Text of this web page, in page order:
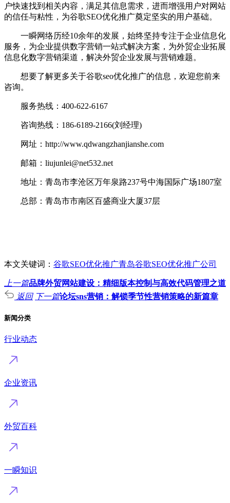
户快速找到相关内容，满足其信息需求，进而增强用户对网站
的信任与粘性，为谷歌SEO优化推广奠定坚实的用户基础。
一瞬网络历经10余年的发展，始终坚持专注于企业信息化
服务，为企业提供数字营销一站式解决方案，为外贸企业拓展
信息化数字营销渠道，解决外贸企业发展与营销难题。
想要了解更多关于谷歌seo优化推广的信息，欢迎您前来
咨询。
服务热线：400-622-6167
咨询热线：186-6189-2166(刘经理)
网址：http://www.qdwangzhanjianshe.com
邮箱：liujunlei@net532.net
地址：青岛市李沧区万年泉路237号中海国际广场1807室
总部：青岛市市南区百盛商业大厦37层
本文关键词： 谷歌SEO优化推广青岛谷歌SEO优化推广公司
上一篇品牌外贸网站建设：精细版本控制与高效代码管理之道
返回 下一篇论坛sns营销：解锁季节性营销策略的新篇章
新闻分类
行业动态
企业资讯
外贸百科
一瞬知识